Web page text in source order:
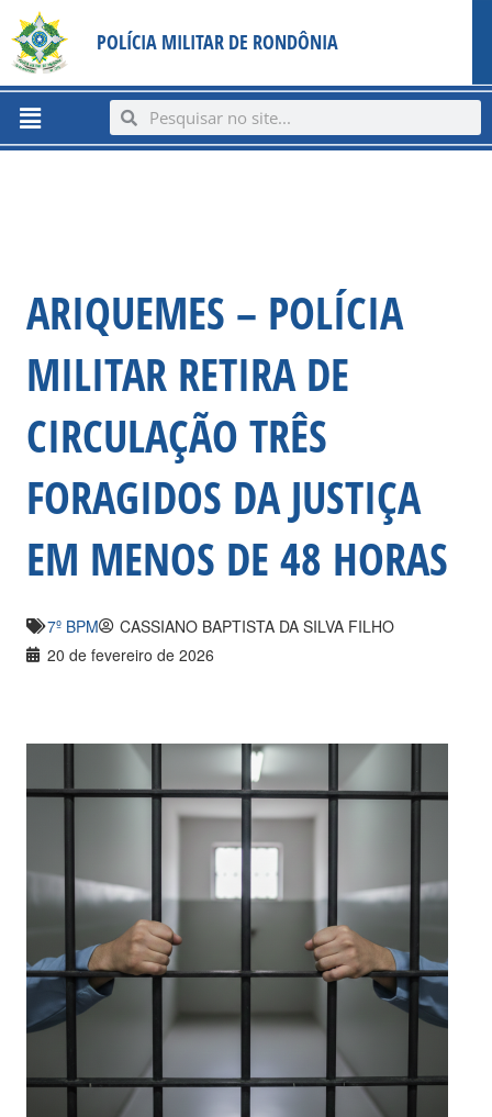
content
para
conteúdo
POLÍCIA MILITAR DE RONDÔNIA
Menu SearchSearch
ARIQUEMES – POLÍCIA
MILITAR RETIRA DE
CIRCULAÇÃO TRÊS
FORAGIDOS DA JUSTIÇA
EM MENOS DE 48 HORAS
7º BPM
CASSIANO BAPTISTA DA SILVA FILHO
20 de fevereiro de 2026